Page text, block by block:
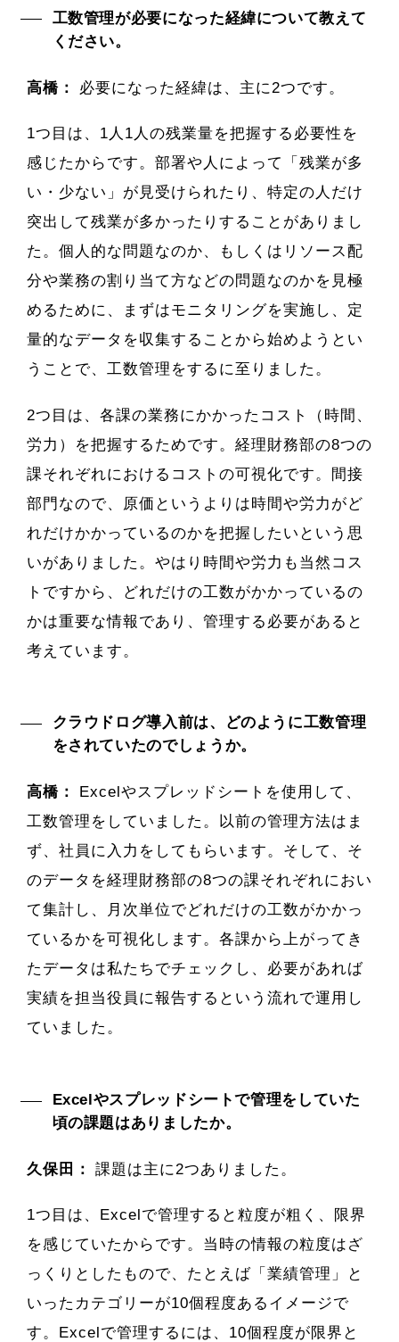
工数管理が必要になった経緯について教えて
ください。
高橋： 必要になった経緯は、主に2つです。
1つ目は、1人1人の残業量を把握する必要性を
感じたからです。部署や人によって「残業が多
い・少ない」が見受けられたり、特定の人だけ
突出して残業が多かったりすることがありまし
た。個人的な問題なのか、もしくはリソース配
分や業務の割り当て方などの問題なのかを見極
めるために、まずはモニタリングを実施し、定
量的なデータを収集することから始めようとい
うことで、工数管理をするに至りました。
2つ目は、各課の業務にかかったコスト（時間、
労力）を把握するためです。経理財務部の8つの
課それぞれにおけるコストの可視化です。間接
部門なので、原価というよりは時間や労力がど
れだけかかっているのかを把握したいという思
いがありました。やはり時間や労力も当然コス
トですから、どれだけの工数がかかっているの
かは重要な情報であり、管理する必要があると
考えています。
クラウドログ導入前は、どのように工数管理
をされていたのでしょうか。
高橋：
Excelやスプレッドシートを使用して、
工数管理をしていました。以前の管理方法はま
ず、社員に入力をしてもらいます。そして、そ
のデータを経理財務部の8つの課それぞれにおい
て集計し、月次単位でどれだけの工数がかかっ
ているかを可視化します。各課から上がってき
たデータは私たちでチェックし、必要があれば
実績を担当役員に報告するという流れで運用し
ていました。
Excelやスプレッドシートで管理をしていた
頃の課題はありましたか。
久保田： 課題は主に2つありました。
1つ目は、Excelで管理すると粒度が粗く、限界
を感じていたからです。当時の情報の粒度はざ
っくりとしたもので、たとえば「業績管理」と
いったカテゴリーが10個程度あるイメージで
す。Excelで管理するには、10個程度が限界と